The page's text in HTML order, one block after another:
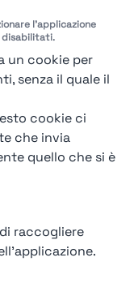
l'applicazione
disabilitati.
un cookie per
senza il quale il
cookie ci
che invia
quello che si è
raccogliere